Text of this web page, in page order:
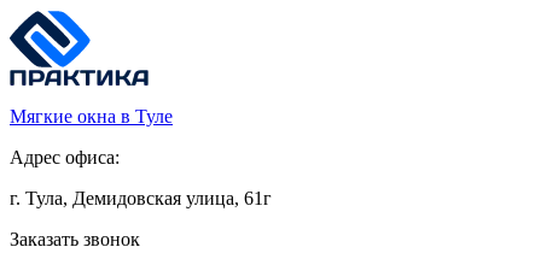
Мягкие окна в Туле
Адрес офиса:
г. Тула, Демидовская улица, 61г
Заказать звонок